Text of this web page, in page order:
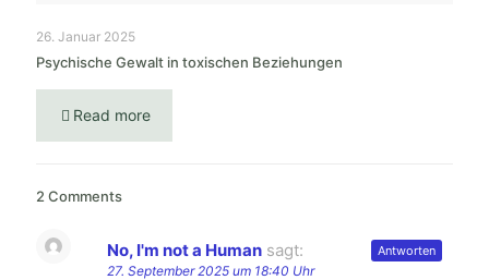
26. Januar 2025
Psychische Gewalt in toxischen Beziehungen
Read more
2 Comments
No, I'm not a Human sagt:
27. September 2025 um 18:40 Uhr
Antworten